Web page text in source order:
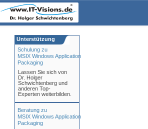
Schulung zu
MSIX Windows Application
Packaging
Lassen Sie sich von
Dr. Holger
Schwichtenberg und
anderen Top-
Experten weiterbilden.
Beratung zu
MSIX Windows Application
Packaging
Unterstützung